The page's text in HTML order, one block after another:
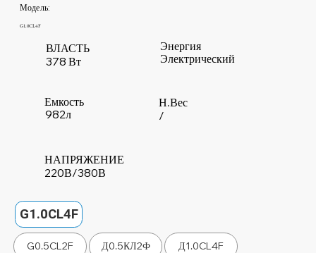
Модель:
G1.0CL4F
ВЛАСТЬ
378 Вт
220В/380В
НАПРЯЖЕНИЕ
/
Н.Вес
982л
Емкость
Электрический
Энергия
G1.0CL4F
G0.5CL2F Д0.5КЛ2Ф Д1.0CL4F